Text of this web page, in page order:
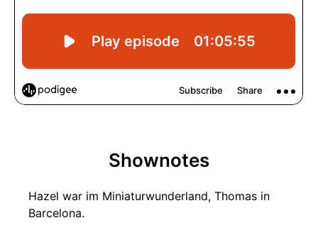
Shownotes
Hazel war im Miniaturwunderland, Thomas in
Barcelona.